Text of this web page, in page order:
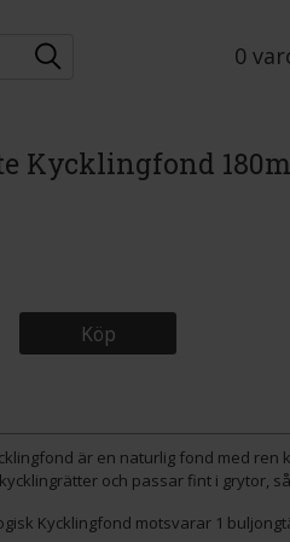
0
Kycklingfond
Köp
är en naturlig fond med ren
och passar fint i grytor,
Kycklingfond motsvarar 1